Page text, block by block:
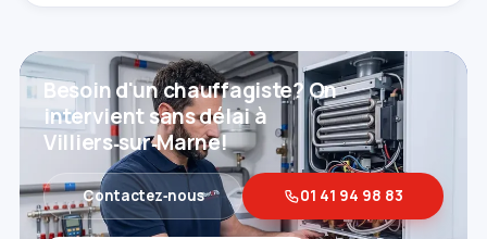
Besoin d'un chauffagiste? On
intervient sans délai à
Villiers‑sur‑Marne!
Contactez‑nous 01 41 94 98 83